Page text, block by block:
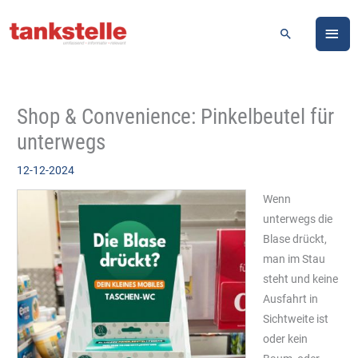
Inhalt
Suchen
Shop & Convenience: Pinkelbeutel für
unterwegs
12-12-2024
Wenn
unterwegs die
Blase drückt,
man im Stau
steht und keine
Ausfahrt in
Sichtweite ist
oder kein